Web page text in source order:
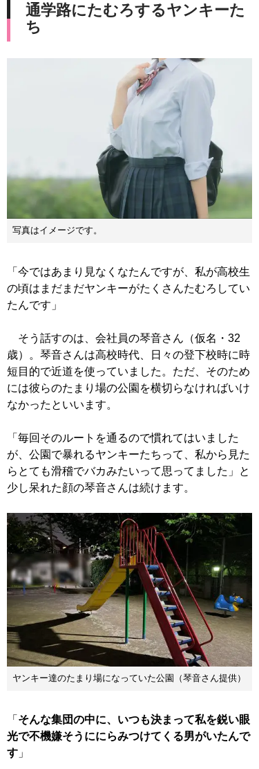
通学路にたむろするヤンキーた
ち
写真はイメージです。
「今ではあまり見なくなたんですが、私が高校生
の頃はまだまだヤンキーがたくさんたむろしてい
たんです」
そう話すのは、会社員の琴音さん（仮名・32
歳）。琴音さんは高校時代、日々の登下校時に時
短目的で近道を使っていました。ただ、そのため
には彼らのたまり場の公園を横切らなければいけ
なかったといいます。
「毎回そのルートを通るので慣れてはいました
が、公園で暴れるヤンキーたちって、私から見た
らとても滑稽でバカみたいって思ってました」と
少し呆れた顔の琴音さんは続けます。
ヤンキー達のたまり場になっていた公園（琴音さん提供）
「 そんな集団の中に、いつも決まって私を鋭い眼
光で不機嫌そうににらみつけてくる男がいたんで
す 」